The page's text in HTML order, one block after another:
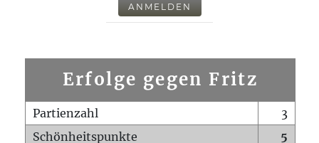
ANMELDEN
Erfolge gegen Fritz
Partienzahl
3
Schönheitspunkte
5